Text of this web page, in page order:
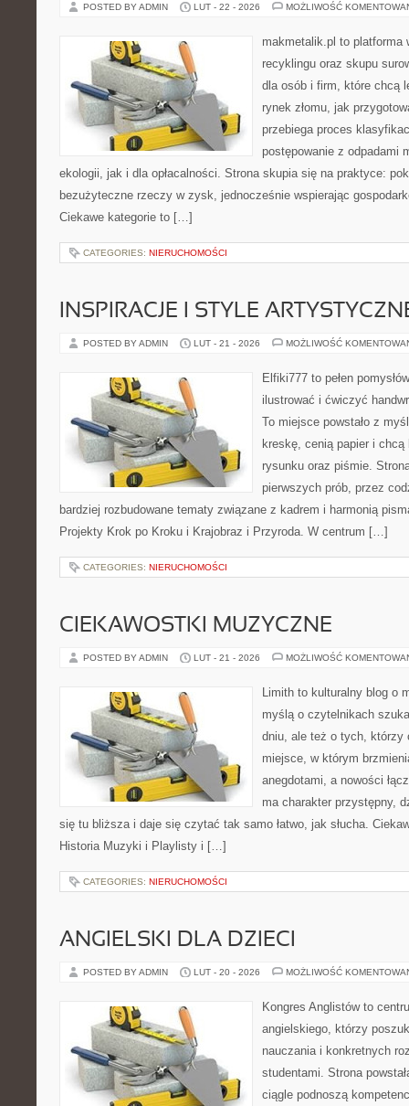
POSTED BY ADMIN LUT - 22 - 2026 MOŻLIWOŚĆ
makmetalik.pl to platforma
recyklingu oraz skupu
dla osób i firm, które chcą
rynek złomu, jak
przebiega proces
postępowanie z odpadami
ekologii, jak i dla opłacalności. Strona skupia się na praktyce:
bezużyteczne rzeczy w zysk, jednocześnie wspierając
Ciekawe kategorie to […]
CATEGORIES: NIERUCHOMOŚCI
INSPIRACJE I STYLE
POSTED BY ADMIN LUT - 21 - 2026 MOŻLIWOŚĆ
Elfiki777 to pełen
ilustrować i ćwiczyć
To miejsce powstało z
kreskę, cenią papier i chcą
rysunku oraz piśmie.
pierwszych prób, przez
bardziej rozbudowane tematy związane z kadrem i harmonią
Projekty Krok po Kroku i Krajobraz i Przyroda. W centrum […]
CATEGORIES: NIERUCHOMOŚCI
CIEKAWOSTKI MUZYCZNE
POSTED BY ADMIN LUT - 21 - 2026 MOŻLIWOŚĆ
Limith to kulturalny blog o
myślą o czytelnikach
dniu, ale też o tych, którzy
miejsce, w którym
anegdotami, a nowości
ma charakter przystępny,
się tu bliższa i daje się czytać tak samo łatwo, jak słucha.
Historia Muzyki i Playlisty i […]
CATEGORIES: NIERUCHOMOŚCI
ANGIELSKI DLA DZIECI
POSTED BY ADMIN LUT - 20 - 2026 MOŻLIWOŚĆ
Kongres Anglistów to
angielskiego, którzy
nauczania i konkretnych
studentami. Strona
ciągle podnoszą